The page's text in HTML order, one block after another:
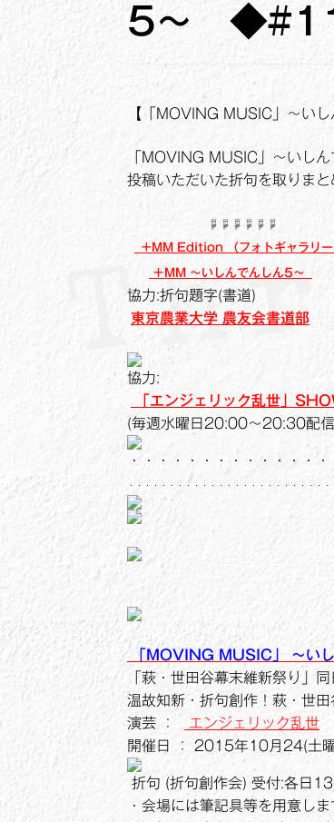
5～
【「MOVING MUSIC」～いし
「MOVING MUSIC」～いしん
投稿いただいた折句を取りまと
☟☟☟☟☟☟
+MM Edition （フォトギャラリー
＋MM ～いしんでんしん5～
協力:折句題字(書道)
東京農業大学 農友会書道部
協力:
「エンジェリック乱世」
(毎週水曜日20:00～20:30配
・・・・・・・・・・・・・
・・・・・・・・・・・・・・・・・・・・・・・・・
「MOVING MUSIC」 ～い
「萩・世田谷幕末維新祭り」同
温故知新・折句創作！萩・世
演芸 ：
エンジェリック乱世
開催日 ： 2015年10月24(土
折句 (折句創作会) 受付:各日
・会場には筆記具等を用意しま